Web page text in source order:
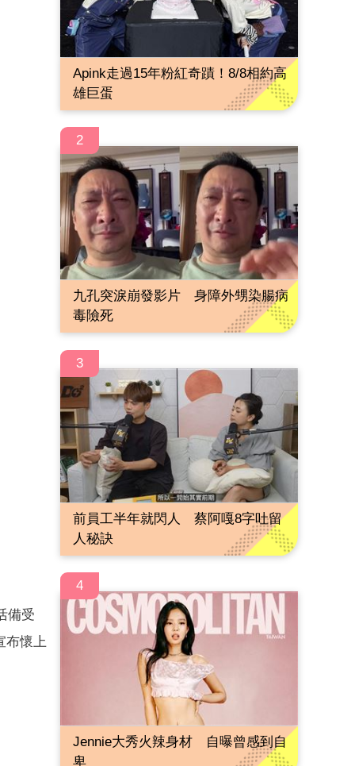
備受
布懷上
Apink走過15年粉紅奇蹟！8/8相約高
雄巨蛋
2
九孔突淚崩發影片 身障外甥染腸病
毒險死
3
前員工半年就閃人 蔡阿嘎8字吐留
人秘訣
4
Jennie大秀火辣身材 自曝曾感到自
卑